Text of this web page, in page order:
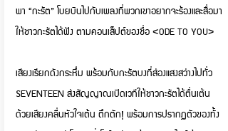
พา “กะรัต” โบยบินไปกับเพลงที่พวกเขาอยากจะร้องและสื่อมา
ให้ชาวกะรัตได้ฟัง ตามคอนเส็ปต์ของชื่อ <ODE TO YOU>
เสียงเรียกดังกระหึ่ม พร้อมกับกะรัตบงที่ส่องแสงสว่างไปทั่ว
SEVENTEEN ส่งสัญญาณเปิดเวทีให้ชาวกะรัตได้ตื่นเต้น
ด้วยเสียงคลื่นหัวใจเต้น ตึกตัก! พร้อมการปรากฏตัวของทั้ง